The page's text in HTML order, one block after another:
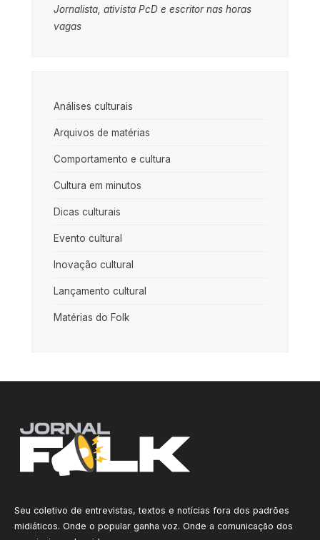
Jornalista, ativista PcD e escritor nas horas
vagas
Análises culturais
Arquivos de matérias
Comportamento e cultura
Cultura em minutos
Dicas culturais
Evento cultural
Inovação cultural
Lançamento cultural
Matérias do Folk
Seu coletivo de entrevistas, textos e notícias fora dos padrões
midiáticos. Onde o popular ganha voz. Onde a comunicação dos